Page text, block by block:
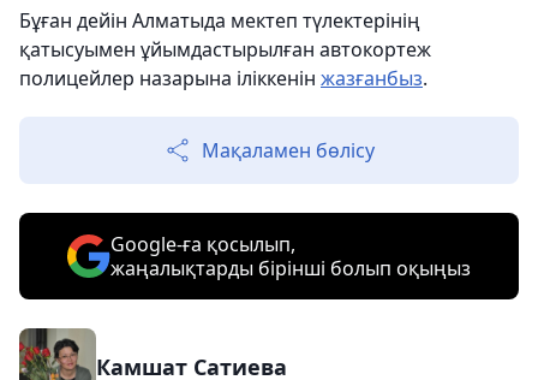
Бұған дейін Алматыда мектеп түлектерінің
қатысуымен ұйымдастырылған автокортеж
полицейлер назарына іліккенін жазғанбыз.
Мақаламен бөлісу
Google-ға қосылып,
жаңалықтарды бірінші болып оқыңыз
Камшат Сатиева